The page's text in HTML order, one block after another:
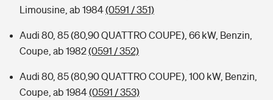
Limousine, ab 1984(0591 / 351)
Audi 80, 85 (80,90 QUATTRO COUPE), 66 kW, Benzin,
Coupe, ab 1982(0591 / 352)
Audi 80, 85 (80,90 QUATTRO COUPE), 100 kW, Benzin,
Coupe, ab 1984(0591 / 353)